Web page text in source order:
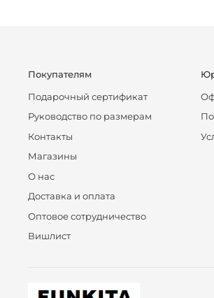
Покупателям
Подарочный сертификат
Руководство по размерам
Контакты
Магазины
О нас
Доставка и оплата
Оптовое сотрудничество
Вишлист